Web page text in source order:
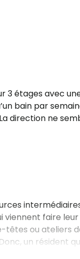
étages avec
bain par
direction ne
faire
ou ateliers
un résident